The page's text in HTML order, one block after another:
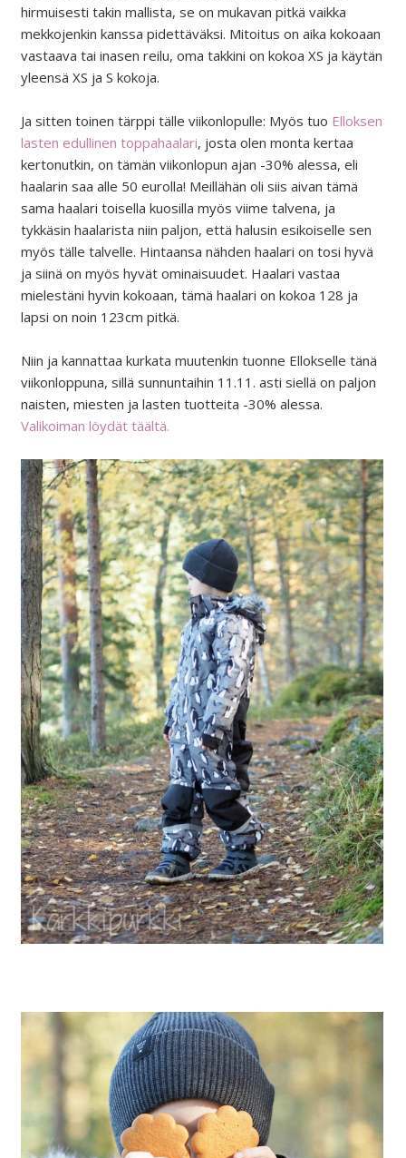
hirmuisesti takin mallista, se on mukavan pitkä vaikka
mekkojenkin kanssa pidettäväksi. Mitoitus on aika kokoaan
vastaava tai inasen reilu, oma takkini on kokoa XS ja käytän
yleensä XS ja S kokoja.
Ja sitten toinen tärppi tälle viikonlopulle: Myös tuo Elloksen
lasten edullinen toppahaalari, josta olen monta kertaa
kertonutkin, on tämän viikonlopun ajan -30% alessa, eli
haalarin saa alle 50 eurolla! Meillähän oli siis aivan tämä
sama haalari toisella kuosilla myös viime talvena, ja
tykkäsin haalarista niin paljon, että halusin esikoiselle sen
myös tälle talvelle. Hintaansa nähden haalari on tosi hyvä
ja siinä on myös hyvät ominaisuudet. Haalari vastaa
mielestäni hyvin kokoaan, tämä haalari on kokoa 128 ja
lapsi on noin 123cm pitkä.
Niin ja kannattaa kurkata muutenkin tuonne Ellokselle tänä
viikonloppuna, sillä sunnuntaihin 11.11. asti siellä on paljon
naisten, miesten ja lasten tuotteita -30% alessa.
Valikoiman löydät täältä.